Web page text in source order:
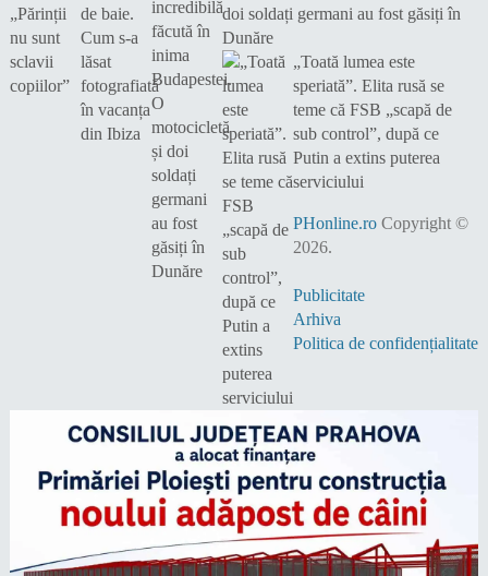
doi soldați germani au fost găsiți în
Dunăre
„Toată lumea este
speriată”. Elita rusă se
teme că FSB „scapă de
sub control”, după ce
Putin a extins puterea
serviciului
PHonline.roCopyright ©
2026.
Publicitate
Arhiva
Politica de confidențialitate